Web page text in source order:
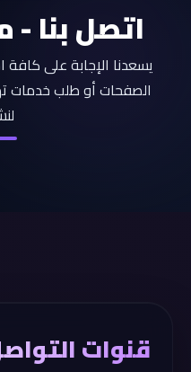
اتصل بنا
يسعدنا الإجابة على كافة
الصفحات أو طلب خدمات
قنوات